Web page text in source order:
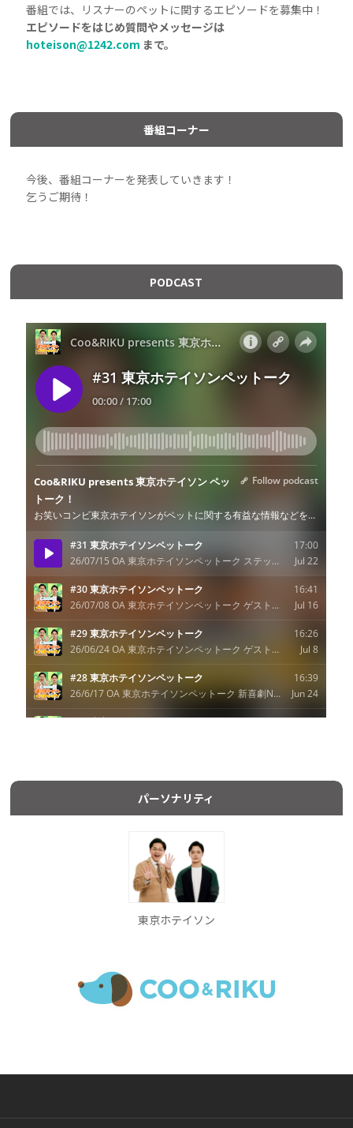
番組では、リスナーのペットに関するエピソードを募集中！
エピソードをはじめ質問やメッセージは
hoteison@1242.com まで。
番組コーナー
今後、番組コーナーを発表していきます！
乞うご期待！
PODCAST
パーソナリティ
東京ホテイソン